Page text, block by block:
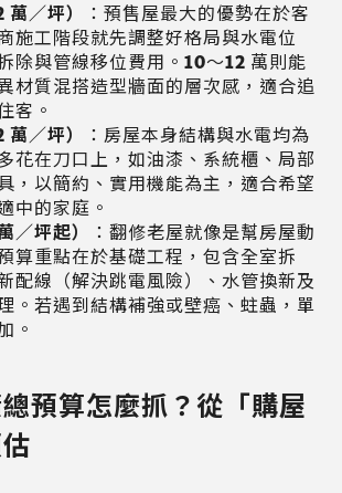
／坪）
：預售屋最大的優勢在於客
施工階段就先調整好格局與水電位
除與管線移位費用。10～12 萬則能
材質混搭造型牆面的層次感，適合追
客。
／坪）
：房屋本身結構與水電均為
花在刀口上，如油漆、系統櫃、局部
，以簡約、實用機能為主，適合希望
中的家庭。
／坪起）
：翻修老屋就像是幫房屋動
算重點在於基礎工程，包含全室拆
配線（解決跳電風險）、水管換新及
。若遇到結構補強或壁癌、蛀蟲，單
。
總預算怎麼抓？從「購屋